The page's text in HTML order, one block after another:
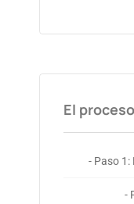
El
- Paso
-